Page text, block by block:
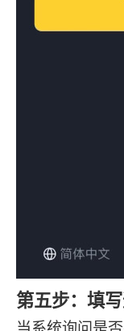
第五步：填